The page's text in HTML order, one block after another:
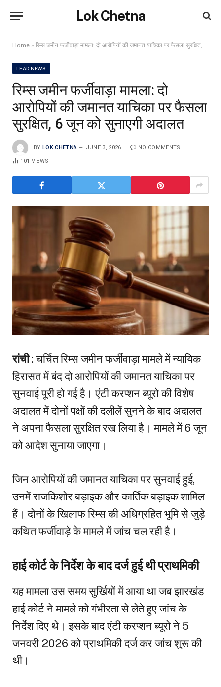
Lok Chetna
Home » रिम्स जमीन फर्जीवाड़ा मामला: दो आरोपियों की जमानत याचिका पर फैसला सुरक्षित, 6 जून को सुनाएगी अदालत
LEAD NEWS
रिम्स जमीन फर्जीवाड़ा मामला: दो
आरोपियों की जमानत याचिका पर फैसला
सुरक्षित, 6 जून को सुनाएगी अदालत
BY LOK CHETNA JUNE 3, 2026 NO COMMENTS
101 VIEWS
रांची: चर्चित रिम्स जमीन फर्जीवाड़ा मामले में न्यायिक
हिरासत में बंद दो आरोपियों की जमानत याचिका पर
सुनवाई पूरी हो गई है। एंटी करप्शन ब्यूरो की विशेष
अदालत में दोनों पक्षों की दलीलें सुनने के बाद अदालत
ने अपना फैसला सुरक्षित रख लिया है। मामले में 6 जून
को आदेश सुनाया जाएगा।
जिन आरोपियों की जमानत याचिका पर सुनवाई हुई,
उनमें राजकिशोर बड़ाइक और कार्तिक बड़ाइक शामिल
हैं। दोनों के खिलाफ रिम्स की अधिग्रहित भूमि से जुड़े
कथित फर्जीवाड़े के मामले में जांच चल रही है।
हाई कोर्ट के निर्देश के बाद दर्ज हुई थी प्राथमिकी
यह मामला उस समय सुर्खियों में आया था जब झारखंड
हाई कोर्ट ने मामले को गंभीरता से लेते हुए जांच के
निर्देश दिए थे। इसके बाद एंटी करप्शन ब्यूरो ने 5
जनवरी 2026 को प्राथमिकी दर्ज कर जांच शुरू की
थी।